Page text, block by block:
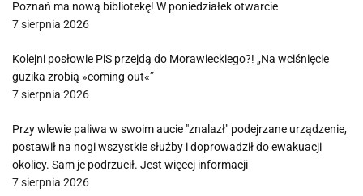
Poznań ma nową bibliotekę! W poniedziałek otwarcie
7 sierpnia 2026
Kolejni posłowie PiS przejdą do Morawieckiego?! „Na wciśnięcie
guzika zrobią »coming out«”
7 sierpnia 2026
Przy wlewie paliwa w swoim aucie "znalazł" podejrzane urządzenie,
postawił na nogi wszystkie służby i doprowadził do ewakuacji
okolicy. Sam je podrzucił. Jest więcej informacji
7 sierpnia 2026